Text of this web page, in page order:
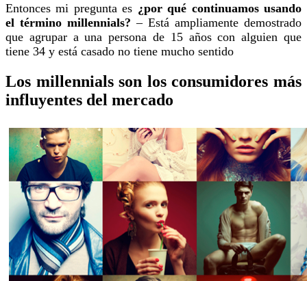
Entonces mi pregunta es ¿por qué continuamos usando
el término millennials? – Está ampliamente demostrado
que agrupar a una persona de 15 años con alguien que
tiene 34 y está casado no tiene mucho sentido
Los millennials son los consumidores más
influyentes del mercado